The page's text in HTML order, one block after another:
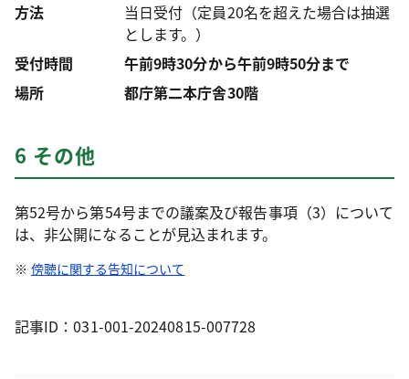
方法
当日受付（定員20名を超えた場合は抽選
とします。）
受付時間
午前9時30分から午前9時50分まで
場所
都庁第二本庁舎30階
6 その他
第52号から第54号までの議案及び報告事項（3）について
は、非公開になることが見込まれます。
傍聴に関する告知について
記事ID：031-001-20240815-007728